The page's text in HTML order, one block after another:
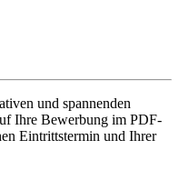
und spannenden
Ihre Bewerbung im PDF-
Eintrittstermin und Ihrer